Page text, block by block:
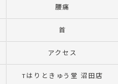
腰痛
首
アクセス
Tはりときゅう堂 沼田店